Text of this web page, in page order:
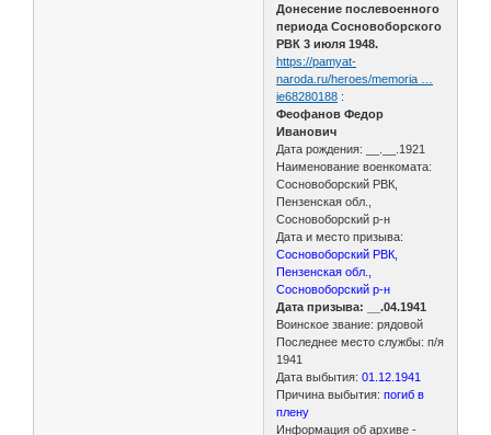
Донесение послевоенного
периода Сосновоборского
РВК 3 июля 1948.
https://pamyat-
naroda.ru/heroes/memoria …
ie68280188 :
Феофанов Федор
Иванович
Дата рождения: __.__.1921
Наименование военкомата:
Сосновоборский РВК,
Пензенская обл.,
Сосновоборский р-н
Дата и место призыва:
Сосновоборский РВК,
Пензенская обл.,
Сосновоборский р-н
Дата призыва: __.04.1941
Воинское звание: рядовой
Последнее место службы: п/я
1941
Дата выбытия: 01.12.1941
Причина выбытия:погиб в
плену
Информация об архиве -